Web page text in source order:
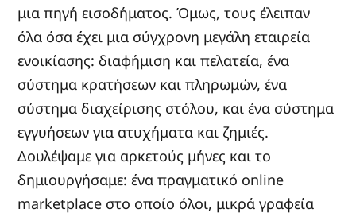
μια πηγή εισοδήματος. Όμως, τους έλειπαν
όλα όσα έχει μια σύγχρονη μεγάλη εταιρεία
ενοικίασης: διαφήμιση και πελατεία, ένα
σύστημα κρατήσεων και πληρωμών, ένα
σύστημα διαχείρισης στόλου, και ένα σύστημα
εγγυήσεων για ατυχήματα και ζημιές.
Δουλέψαμε για αρκετούς μήνες και το
δημιουργήσαμε: ένα πραγματικό online
marketplace στο οποίο όλοι, μικρά γραφεία